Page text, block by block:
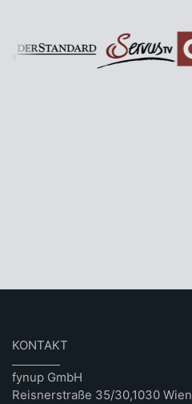
KONTAKT
fynup GmbH
Reisnerstraße 35/30,1030 Wien